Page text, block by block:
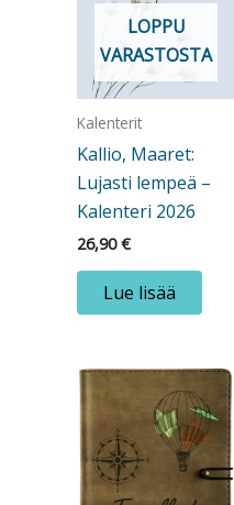
LOPPU
VARASTOSTA
Kalenterit
Kallio, Maaret:
Lujasti lempeä –
Kalenteri 2026
26,90€
Lue lisää